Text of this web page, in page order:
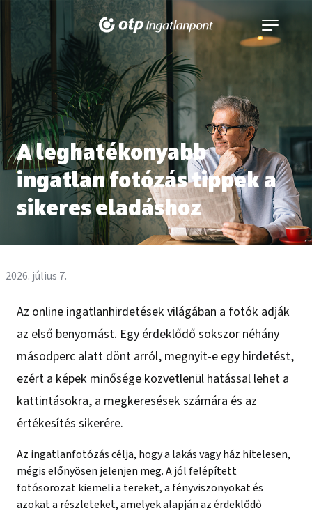
Navigáció
kinyitása
A leghatékonyabb
ingatlan fotózás tippek a
sikeres eladáshoz
2026. július 7.
Az online ingatlanhirdetések világában a fotók adják
az első benyomást. Egy érdeklődő sokszor néhány
másodperc alatt dönt arról, megnyit-e egy hirdetést,
ezért a képek minősége közvetlenül hatással lehet a
kattintásokra, a megkeresések számára és az
értékesítés sikerére.
Az ingatlanfotózás célja, hogy a lakás vagy ház hitelesen,
mégis előnyösen jelenjen meg. A jól felépített
fotósorozat kiemeli a tereket, a fényviszonyokat és
azokat a részleteket, amelyek alapján az érdeklődő